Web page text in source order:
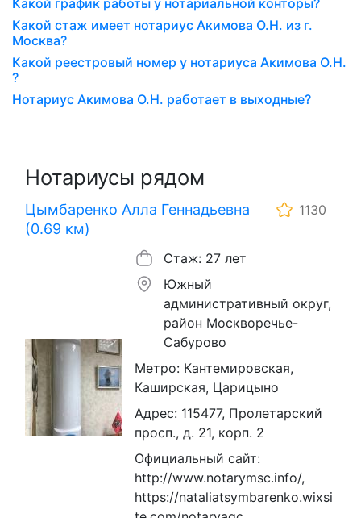
Какой график работы у нотариальной конторы?
Какой стаж имеет нотариус Акимова О.Н. из г.
Москва?
Какой реестровый номер у нотариуса Акимова О.Н.
?
Нотариус Акимова О.Н. работает в выходные?
Нотариусы рядом
Цымбаренко Алла Геннадьевна
(0.69 км)
1130
Стаж: 27 лет
Южный
административный округ,
район Москворечье-
Сабурово
Метро: Кантемировская,
Каширская, Царицыно
Адрес: 115477, Пролетарский
просп., д. 21, корп. 2
Официальный сайт:
http://www.notarymsc.info/,
https://nataliatsymbarenko.wixsi